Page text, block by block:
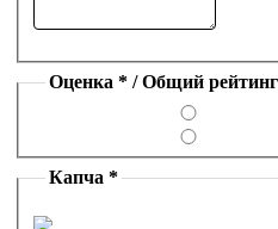
Оценка * / Общий
Капча *